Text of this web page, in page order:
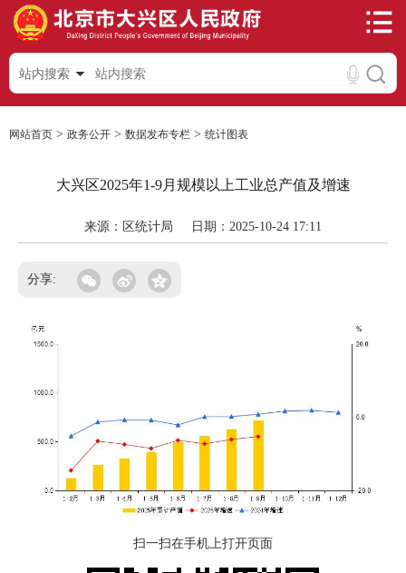
站内搜索
网站首页 > 政务公开 > 数据发布专栏 > 统计图表
大兴区2025年1-9月规模以上工业总产值及增速
来源：区统计局 日期：2025-10-24 17:11
分享:
扫一扫在手机上打开页面